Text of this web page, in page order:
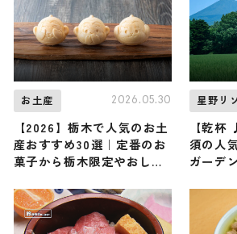
お土産 2026.05.30
【2026】栃木で人気のお土
産おすすめ30選｜定番のお
菓子から栃木限定やおしゃ
広く紹介
星野リ
【乾
須の人
ガーデ
ラフト
メを楽